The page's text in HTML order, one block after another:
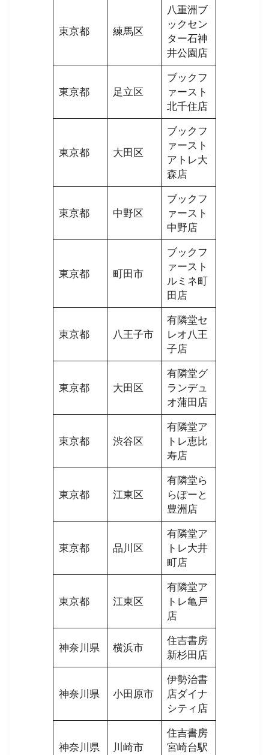
東京都 練馬区
八重洲ブ
ックセン
ター石神
井公園店
東京都 足立区
ブックフ
ァースト
北千住店
東京都 大田区
ブックフ
ァースト
アトレ大
森店
東京都 中野区
ブックフ
ァースト
中野店
東京都 町田市
ブックフ
ァースト
ルミネ町
田店
東京都 八王子市
有隣堂セ
レオ八王
子店
東京都 大田区
有隣堂グ
ランデュ
オ蒲田店
東京都 渋谷区
有隣堂ア
トレ恵比
寿店
東京都 江東区
有隣堂ら
らぽーと
豊洲店
東京都 品川区
有隣堂ア
トレ大井
町店
東京都 江東区
有隣堂ア
トレ亀戸
店
神奈川県 横浜市
住吉書房
新杉田店
神奈川県 小田原市
伊勢治書
店ダイナ
シティ店
神奈川県 川崎市
住吉書房
宮崎台駅